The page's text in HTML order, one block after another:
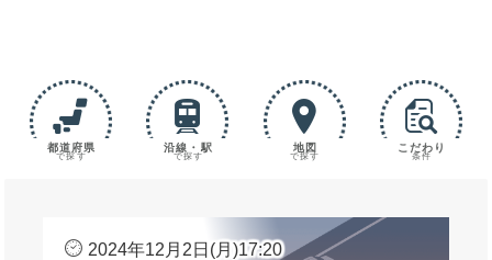
都道府県
で探す
沿線・駅
で探す
地図
で探す
こだわり
条件
2024年12月2日(月)17:20